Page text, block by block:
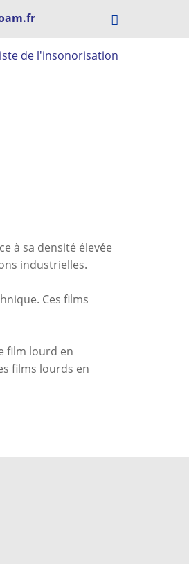
à sa densité élevée
industrielles.
Ces films
film lourd en
films lourds en